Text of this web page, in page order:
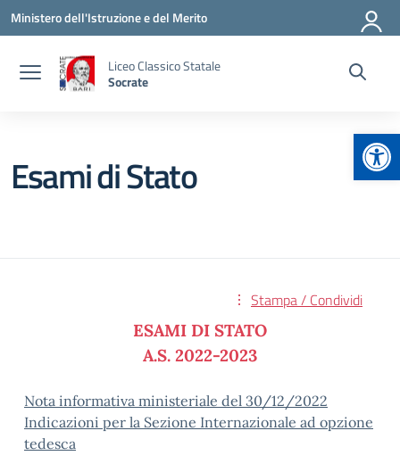
Vai ai contenuti
Vai al menu di navigazione
Vai al footer
Ministero dell'Istruzione e del Merito
Liceo Classico Statale
Socrate
Esami di Stato
Stampa / Condividi
ESAMI DI STATO
A.S. 2022-2023
Nota informativa ministeriale del 30/12/2022
Indicazioni per la Sezione Internazionale ad opzione
tedesca